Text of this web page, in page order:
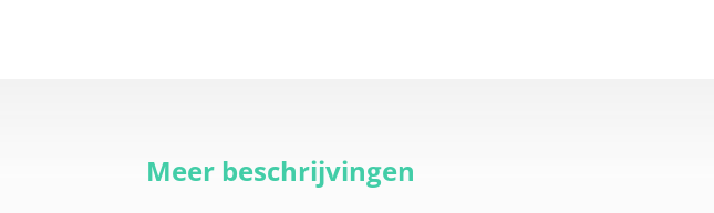
Meer beschrijvingen